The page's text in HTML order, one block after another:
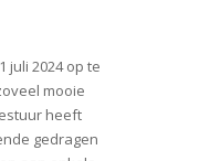
juli 2024 op te
mooie
heeft
gedragen